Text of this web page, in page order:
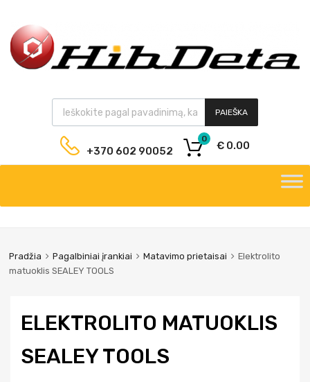
PAIEŠKA
+370 602 90052 € 0.00
0
Pradžia Pagalbiniai įrankiai Matavimo prietaisai
Elektrolito
matuoklis SEALEY TOOLS
ELEKTROLITO MATUOKLIS
SEALEY TOOLS